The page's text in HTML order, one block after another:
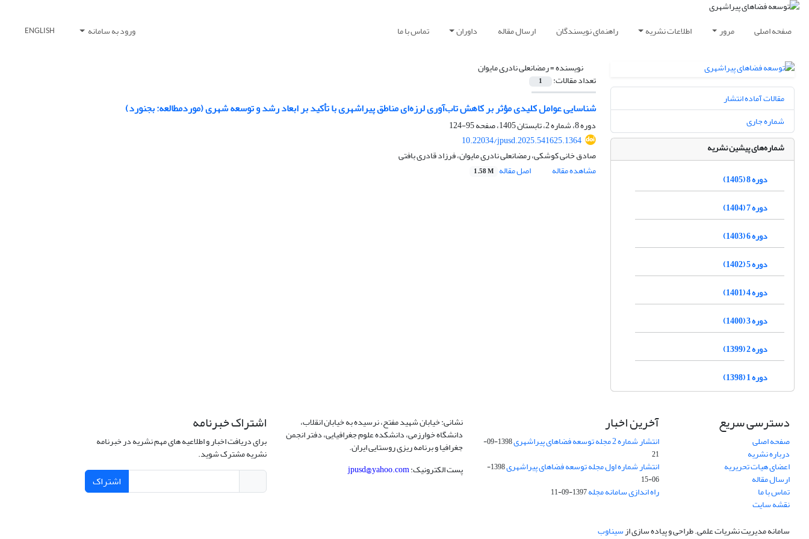
صفحه اصلی مرور اطلاعات نشریه راهنمای نویسندگان ارسال مقاله داوران تماس با ما ورود به سامانه ENGLISH
نویسنده =رمضانعلی نادری مایوان
تعداد مقالات: 1
شناسایی عوامل کلیدی مؤثر بر کاهش تاب‌آوری لرزه‌ای مناطق پیراشهری با تأکید بر ابعاد رشد و توسعه شهری (موردمطالعه: بجنورد)
دوره 8، شماره 2، تابستان 1405، صفحه
95-124
10.22034/jpusd.2025.541625.1364
صادق خانی کوشکی، رمضانعلی نادری مایوان، فرزاد قادری بافتی
مشاهده مقاله
اصل مقاله 1.58 M
مقالات آماده انتشار
شماره جاری
شماره‌های پیشین نشریه
دوره 8 (1405)
دوره 7 (1404)
دوره 6 (1403)
دوره 5 (1402)
دوره 4 (1401)
دوره 3 (1400)
دوره 2 (1399)
دوره 1 (1398)
دسترسی سریع
صفحه اصلی
درباره نشریه
اعضای هیات تحریریه
ارسال مقاله
تماس با ما
نقشه سایت
آخرین اخبار
انتشار شماره 2 مجله توسعه فضاهای پیراشهری
1398-09-
21
انتشار شماره اول مجله توسعه فضاهای پیراشهری
1398-
06-15
راه اندازی سامانه مجله1397-09-11
نشانی: خیابان شهید مفتح، نرسیده به خیابان انقلاب،
دانشگاه خوارزمی، دانشکده علوم جغرافیایی، دفتر انجمن
جغرافیا و برنامه ریزی روستایی ایران.
پست الکترونیک:jpusd@yahoo.com
اشتراک خبرنامه
برای دریافت اخبار و اطلاعیه های مهم نشریه در خبرنامه
نشریه مشترک شوید.
اشتراک
سامانه مدیریت نشریات علمی.طراحی و پیاده سازی ازسیناوب